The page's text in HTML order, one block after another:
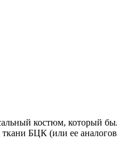
костюм, который
БЦК (или ее